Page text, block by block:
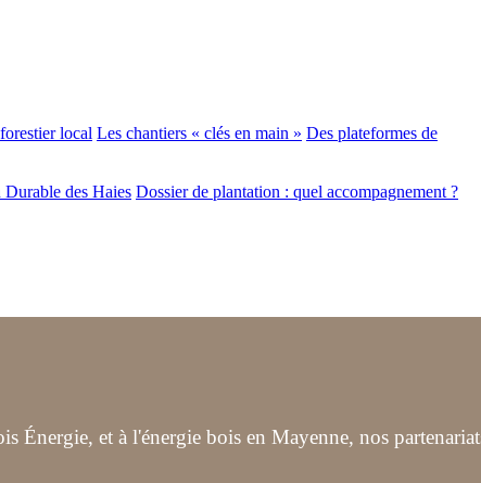
local Les chantiers « clés en main » Des plateformes de
des Haies Dossier de plantation : quel accompagnement ?
Énergie, et à l'énergie bois en Mayenne, nos